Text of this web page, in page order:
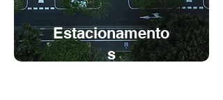
Estacionamento
s